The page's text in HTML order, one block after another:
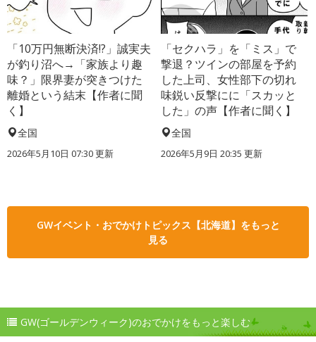
「10万円無断決済!?」誠実夫
が釣り沼へ→「家族より趣
味？」限界妻が突きつけた
離婚という結末【作者に聞
く】
全国
2026年5月10日 07:30 更新
「セクハラ」を「ミス」で
撃退？ツインの部屋を予約
した上司、女性部下の切れ
味鋭い反撃にに「スカッと
した」の声【作者に聞く】
全国
2026年5月9日 20:35 更新
GWイベント・おでかけトピックス【北海道】をもっと
見る
GW(ゴールデンウィーク)のおでかけをもっと楽しむ